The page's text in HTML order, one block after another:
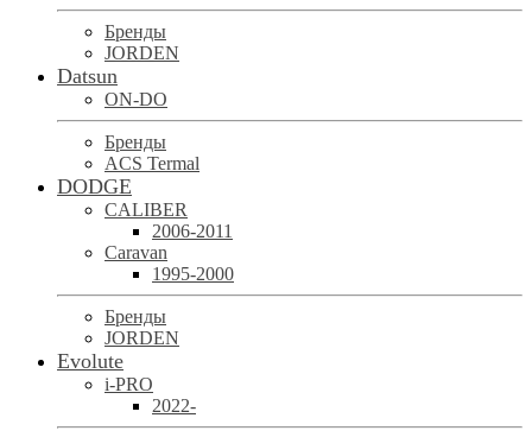
Бренды
JORDEN
Datsun
ON-DO
Бренды
ACS Termal
DODGE
CALIBER
2006-2011
Caravan
1995-2000
Бренды
JORDEN
Evolute
i-PRO
2022-